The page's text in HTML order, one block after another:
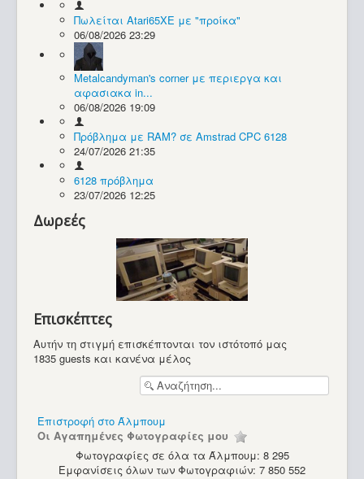
Υπολογιστές
Πωλείται Atari65XE με "προίκα"
06/08/2026 23:29
Metalcandyman's corner με περιεργα και
αφασιακα in...
06/08/2026 19:09
Πρόβλημα με RAM? σε Amstrad CPC 6128
24/07/2026 21:35
6128 πρόβλημα
23/07/2026 12:25
Δωρεές
Επισκέπτες
Αυτήν τη στιγμή επισκέπτονται τον ιστότοπό μας
1835 guests και κανένα μέλος
Επιστροφή στο Άλμπουμ
Οι Αγαπημένες Φωτογραφίες μου
Φωτογραφίες σε όλα τα Άλμπουμ: 8 295
Εμφανίσεις όλων των Φωτογραφιών: 7 850 552